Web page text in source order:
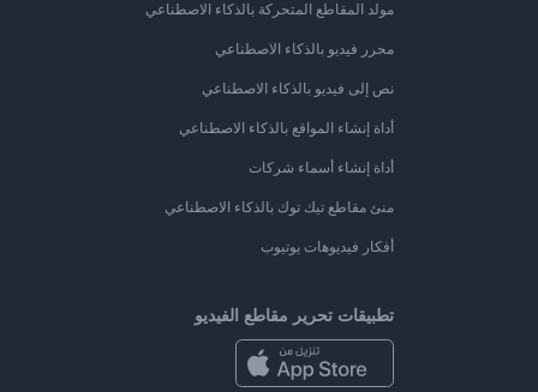
مولد المقاطع المتحركة بالذكاء الاصطناعي
محرر فيديو بالذكاء الاصطناعي
نص إلى فيديو بالذكاء الاصطناعي
أداة إنشاء المواقع بالذكاء الاصطناعي
أداة إنشاء أسماء شركات
منئ مقاطع تيك توك بالذكاء الاصطناعي
أفكار فيديوهات يوتيوب
تطبيقات تحرير مقاطع الفيديو